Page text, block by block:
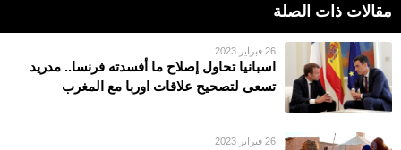
مقالات ذات الصلة
26 فبراير 2023
اسبانيا تحاول إصلاح ما أفسدته فرنسا.. مدريد
تسعى لتصحيح علاقات اوربا مع المغرب
26 فبراير 2023